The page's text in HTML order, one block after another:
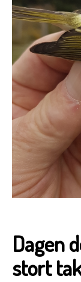
Dagen
stort